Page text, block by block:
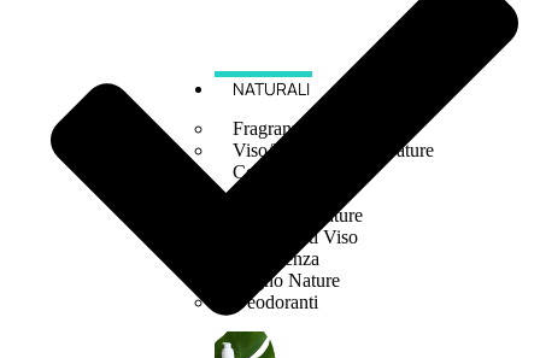
NATURALI
Fragranze Nature
Viso/Labbra/Occhi Nature
Corpo
Mani
Maschera Nature
Trattamenti Viso
Detergenza
Bagno Nature
Deodoranti